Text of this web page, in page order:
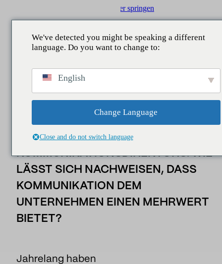
Zum Footer springen
Legislative
Datensee
Menschen
Kontaktstelle
IA-Assistenten
Unternehmenskommunikation
Reputation und Marke
Manager und Führungskräfte
Öffentlichkeitsarbeit
Marketing und Sponsoring
Zielgruppen und Gebiet
Medien und Berichterstattung
Studien
Business Intelligence
Nachrichten
/Nachrichten
Kommunikationsdirektors: Wie lässt sich nachweisen,
dass Kommunikation dem Unternehmen einen
bietet?
DAS PROBLEM DES
KOMMUNIKATIONSDIREKTORS: WIE
LÄSST SICH NACHWEISEN, DASS
KOMMUNIKATION DEM
UNTERNEHMEN EINEN MEHRWERT
BIETET?
Jahrelang haben
We've detected you might be speaking a different
language. Do you want to change to:
English
Change Language
Close and do not switch language